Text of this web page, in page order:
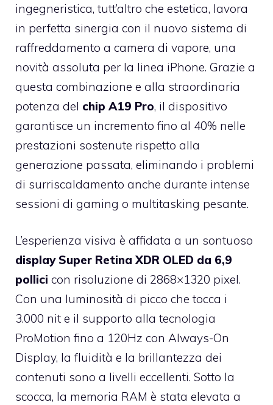
ingegneristica, tutt’altro che estetica, lavora
in perfetta sinergia con il nuovo sistema di
raffreddamento a camera di vapore, una
novità assoluta per la linea iPhone. Grazie a
questa combinazione e alla straordinaria
potenza del chip A19 Pro, il dispositivo
garantisce un incremento fino al 40% nelle
prestazioni sostenute rispetto alla
generazione passata, eliminando i problemi
di surriscaldamento anche durante intense
sessioni di gaming o multitasking pesante.
L’esperienza visiva è affidata a un sontuoso
display Super Retina XDR OLED da 6,9
pollici con risoluzione di 2868×1320 pixel.
Con una luminosità di picco che tocca i
3.000 nit e il supporto alla tecnologia
ProMotion fino a 120Hz con Always-On
Display, la fluidità e la brillantezza dei
contenuti sono a livelli eccellenti. Sotto la
scocca, la memoria RAM è stata elevata a